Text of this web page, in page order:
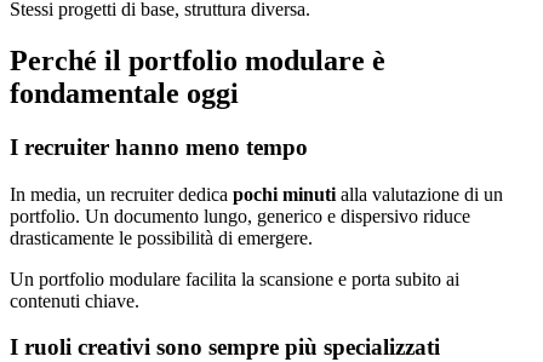
Stessi progetti di base, struttura diversa.
Perché il portfolio modulare è
fondamentale oggi
I recruiter hanno meno tempo
In media, un recruiter dedica pochi minuti alla valutazione di un
portfolio. Un documento lungo, generico e dispersivo riduce
drasticamente le possibilità di emergere.
Un portfolio modulare facilita la scansione e porta subito ai
contenuti chiave.
I ruoli creativi sono sempre più specializzati